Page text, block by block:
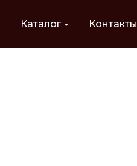
Каталог Контакты